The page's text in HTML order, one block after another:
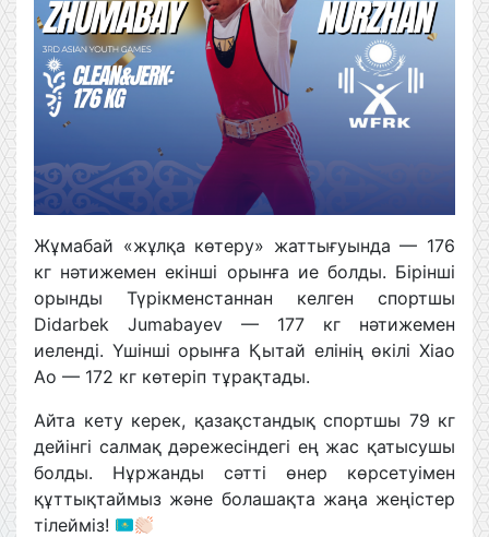
Жұмабай «жұлқа көтеру» жаттығуында — 176
кг нәтижемен екінші орынға ие болды. Бірінші
орынды Түрікменстаннан келген спортшы
Didarbek Jumabayev — 177 кг нәтижемен
иеленді. Үшінші орынға Қытай елінің өкілі Xiao
Ao — 172 кг көтеріп тұрақтады.
Айта кету керек, қазақстандық спортшы 79 кг
дейінгі салмақ дәрежесіндегі ең жас қатысушы
болды. Нұржанды сәтті өнер көрсетуімен
құттықтаймыз және болашақта жаңа жеңістер
тілейміз!